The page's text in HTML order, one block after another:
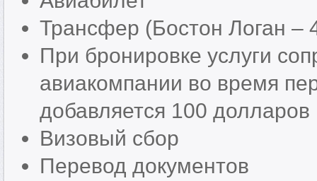
Трансфер (Бостон Логан –
При бронировке услуги
авиакомпании во время
добавляется 100 долларов
Визовый сбор
Перевод документов